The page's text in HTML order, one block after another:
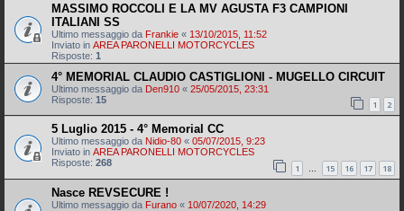
MASSIMO ROCCOLI E LA MV AGUSTA F3 CAMPIONI
ITALIANI SS
Ultimo messaggio da Frankie « 13/10/2015, 11:52
Inviato in AREA PARONELLI MOTORCYCLES
Risposte: 1
4° MEMORIAL CLAUDIO CASTIGLIONI - MUGELLO CIRCUIT
Ultimo messaggio da Den910 « 25/05/2015, 23:31
Risposte: 15 1 2
5 Luglio 2015 - 4° Memorial CC
Ultimo messaggio da Nidio-80 « 05/07/2015, 9:23
Inviato in AREA PARONELLI MOTORCYCLES
Risposte: 268 1 … 15 16 17 18
Nasce REVSECURE !
Ultimo messaggio da Furano « 10/07/2020, 14:29